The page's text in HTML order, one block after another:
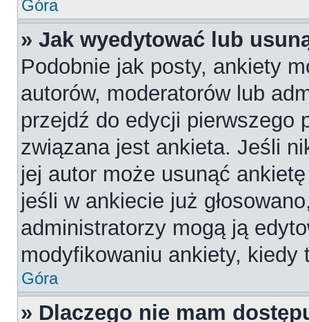
Góra
» Jak wyedytować lub
Podobnie jak posty, ankiety
autorów, moderatorów lub
przejdź do edycji pierwszego
związana jest ankieta. Jeśli
jej autor może usunąć
jeśli w ankiecie już
administratorzy mogą ją
modyfikowaniu ankiety, kiedy
Góra
» Dlaczego nie mam